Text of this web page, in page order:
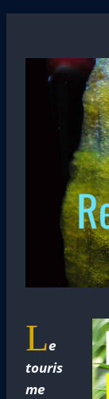
Le
touris
me